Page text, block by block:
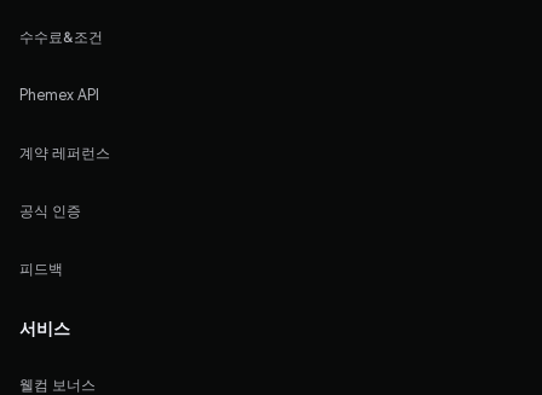
수수료&조건
Phemex API
계약 레퍼런스
공식 인증
피드백
서비스
웰컴 보너스